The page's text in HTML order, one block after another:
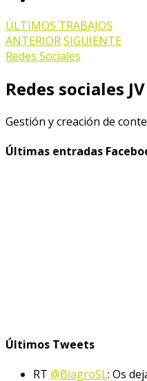
ÚLTIMOS TRABAJOS
ANTERIORSIGUIENTE
Redes Sociales
Redes sociales
Gestión y creación de
Últimas entradas
Últimos Tweets
RT @BiagroSL: Os